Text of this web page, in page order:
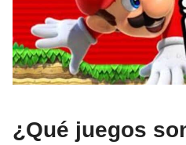
¿Qué juegos